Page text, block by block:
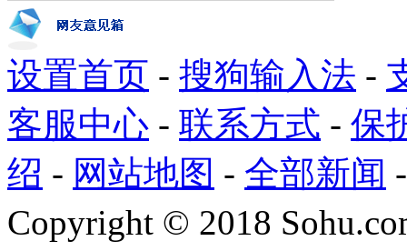
设置首页 - 搜狗输入法 -
客服中心 - 联系方式 - 保
绍 - 网站地图 - 全部新闻
Copyright © 2018